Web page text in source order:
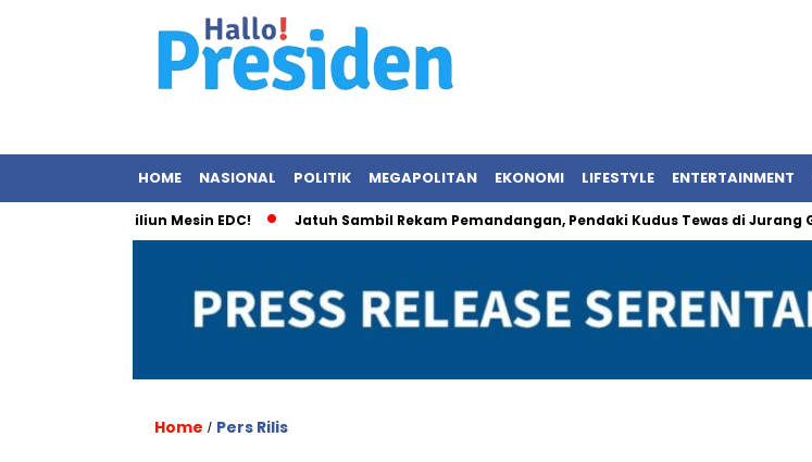
HOME NASIONAL POLITIK MEGAPOLITAN EKONOMI LIFESTYLE ENTERTAINMENT
Triliun Mesin EDC! Jatuh Sambil Rekam Pemandangan, Pendaki Kudus Tewas di Jurang Gunung
Home / Pers Rilis